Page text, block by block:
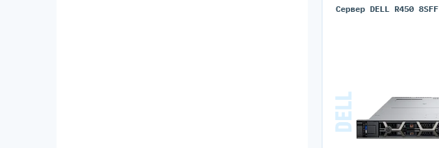
Сервер DELL R450 8SFF